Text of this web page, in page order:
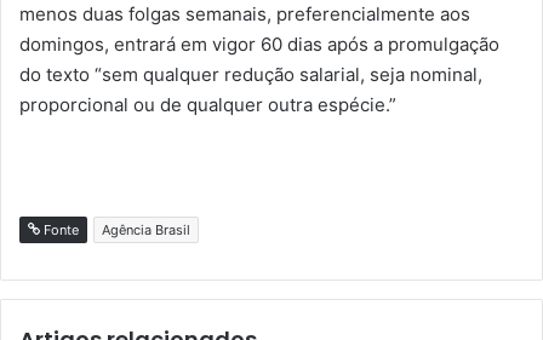
menos duas folgas semanais, preferencialmente aos
domingos, entrará em vigor 60 dias após a promulgação
do texto “sem qualquer redução salarial, seja nominal,
proporcional ou de qualquer outra espécie.”
Fonte Agência Brasil